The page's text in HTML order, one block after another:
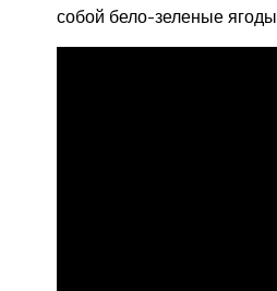
собой бело-зеленые ягоды.